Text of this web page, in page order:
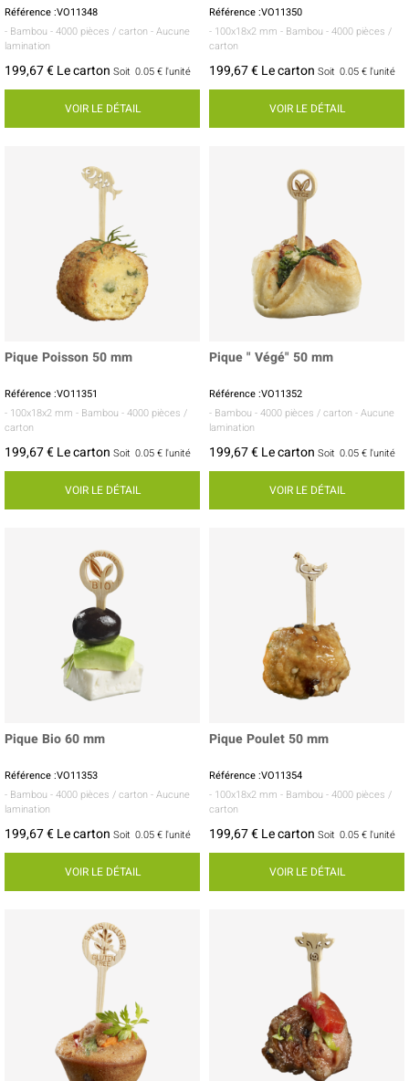
Référence :VO11348
- Bambou - 4000 pièces / carton - Aucune
lamination
199,67 € Le carton Soit 0.05 € l'unité
VOIR LE DÉTAIL
Référence :VO11350
- 100x18x2 mm - Bambou - 4000 pièces /
carton
199,67 € Le carton Soit 0.05 € l'unité
VOIR LE DÉTAIL
Pique Poisson 50 mm
Référence :VO11351
- 100x18x2 mm - Bambou - 4000 pièces /
carton
199,67 € Le carton Soit 0.05 € l'unité
VOIR LE DÉTAIL
Pique " Végé" 50 mm
Référence :VO11352
- Bambou - 4000 pièces / carton - Aucune
lamination
199,67 € Le carton Soit 0.05 € l'unité
VOIR LE DÉTAIL
Pique Bio 60 mm
Référence :VO11353
- Bambou - 4000 pièces / carton - Aucune
lamination
199,67 € Le carton Soit 0.05 € l'unité
VOIR LE DÉTAIL
Pique Poulet 50 mm
Référence :VO11354
- 100x18x2 mm - Bambou - 4000 pièces /
carton
199,67 € Le carton Soit 0.05 € l'unité
VOIR LE DÉTAIL